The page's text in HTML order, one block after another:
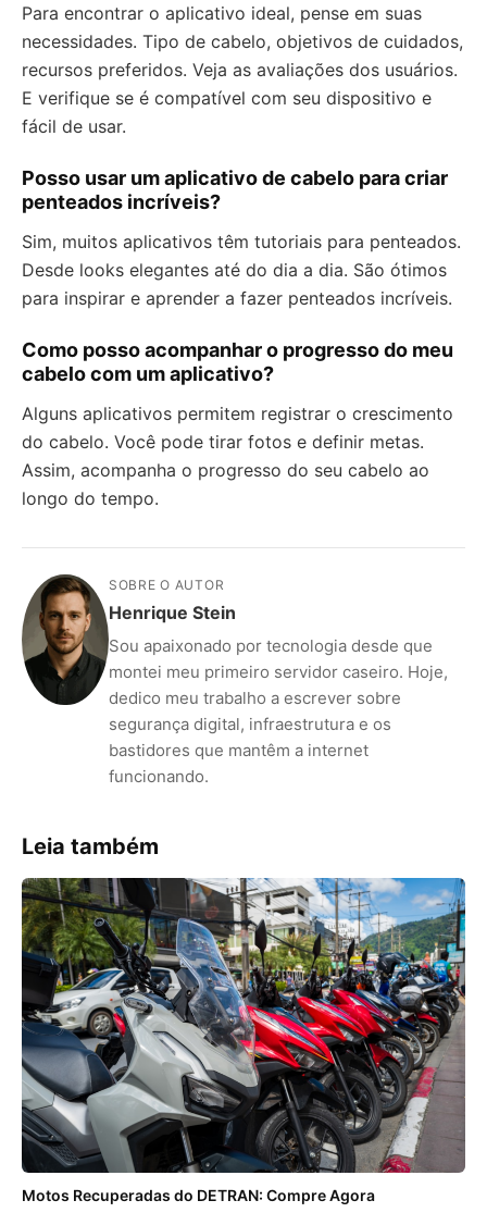
Para encontrar o aplicativo ideal, pense em suas
necessidades. Tipo de cabelo, objetivos de cuidados,
recursos preferidos. Veja as avaliações dos usuários.
E verifique se é compatível com seu dispositivo e
fácil de usar.
Posso usar um aplicativo de cabelo para criar
penteados incríveis?
Sim, muitos aplicativos têm tutoriais para penteados.
Desde looks elegantes até do dia a dia. São ótimos
para inspirar e aprender a fazer penteados incríveis.
Como posso acompanhar o progresso do meu
cabelo com um aplicativo?
Alguns aplicativos permitem registrar o crescimento
do cabelo. Você pode tirar fotos e definir metas.
Assim, acompanha o progresso do seu cabelo ao
longo do tempo.
SOBRE O AUTOR
Henrique Stein
Sou apaixonado por tecnologia desde que
montei meu primeiro servidor caseiro. Hoje,
dedico meu trabalho a escrever sobre
segurança digital, infraestrutura e os
bastidores que mantêm a internet
funcionando.
Leia também
Motos Recuperadas do DETRAN: Compre Agora